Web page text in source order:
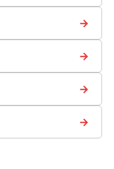
→
→
→
→